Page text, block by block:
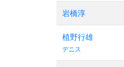
岩橋淳
植野行雄
デニス